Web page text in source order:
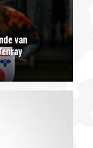
van